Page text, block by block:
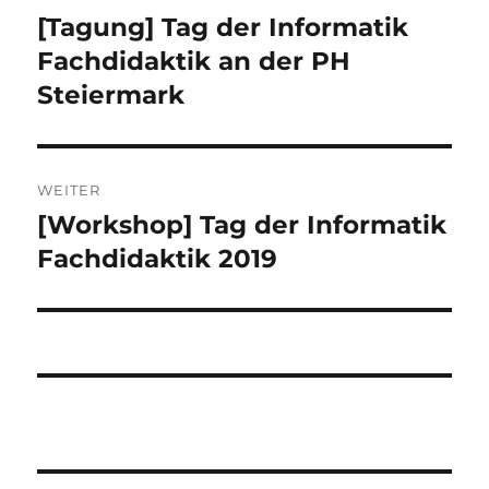
Vorheriger
Beitrag:
[Tagung] Tag der Informatik
Fachdidaktik an der PH
Steiermark
WEITER
Nächster
Beitrag:
[Workshop] Tag der Informatik
Fachdidaktik 2019